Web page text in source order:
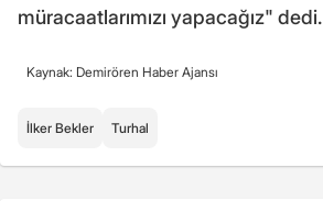
müracaatlarımızı yapacağız" dedi.
Kaynak: Demirören Haber Ajansı
İlker Bekler Turhal